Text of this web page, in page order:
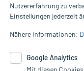
Alle Preise gelten inkl.
Informationen auf
die Untersuchung und
Therapien eingeleitet
Nutzererfahrung zu
Einstellungen jederzeit
Nähere Informationen:
Google Analytics
Mit diesen